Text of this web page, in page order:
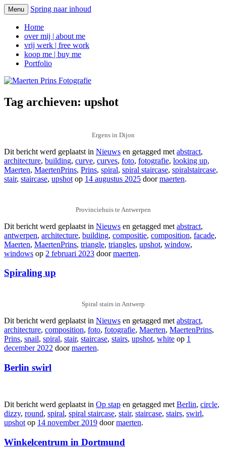
Maerten Prins Fotografie
Menu Spring naar inhoud
Home
over mij | about me
vrij werk | free work
koop me | buy me
Portfolio
Tag archieven: upshot
Ergens in Dijon
Dit bericht werd geplaatst in Nieuws en getagged met abstract,
architecture, building, curve, curves, foto, fotografie, looking up,
Maerten, MaertenPrins, Prins, spiral, spiral staircase, spiralstaircase,
stair, staircase, upshot op 14 augustus 2025 doormaerten.
Provinciehuis te Antwerpen
Dit bericht werd geplaatst in Nieuws en getagged met abstract,
antwerpen, architecture, building, compositie, composition, facade,
Maerten, MaertenPrins, triangle, triangles, upshot, window,
windows op 2 februari 2023 doormaerten.
Spiraling up
Spiral stairs in Antwerp
Dit bericht werd geplaatst in Nieuws en getagged metabstract,
architecture, composition, foto, fotografie, Maerten, MaertenPrins,
Prins, snail, spiral, stair, staircase, stairs, upshot, white op 1
december 2022 doormaerten.
Berlin swirl
Dit bericht werd geplaatst in Op stap en getagged met Berlin, circle,
dizzy, round, spiral, spiral staircase, stair, staircase, stairs, swirl,
upshot op 14 november 2019 doormaerten.
Winkelcentrum in Dortmund